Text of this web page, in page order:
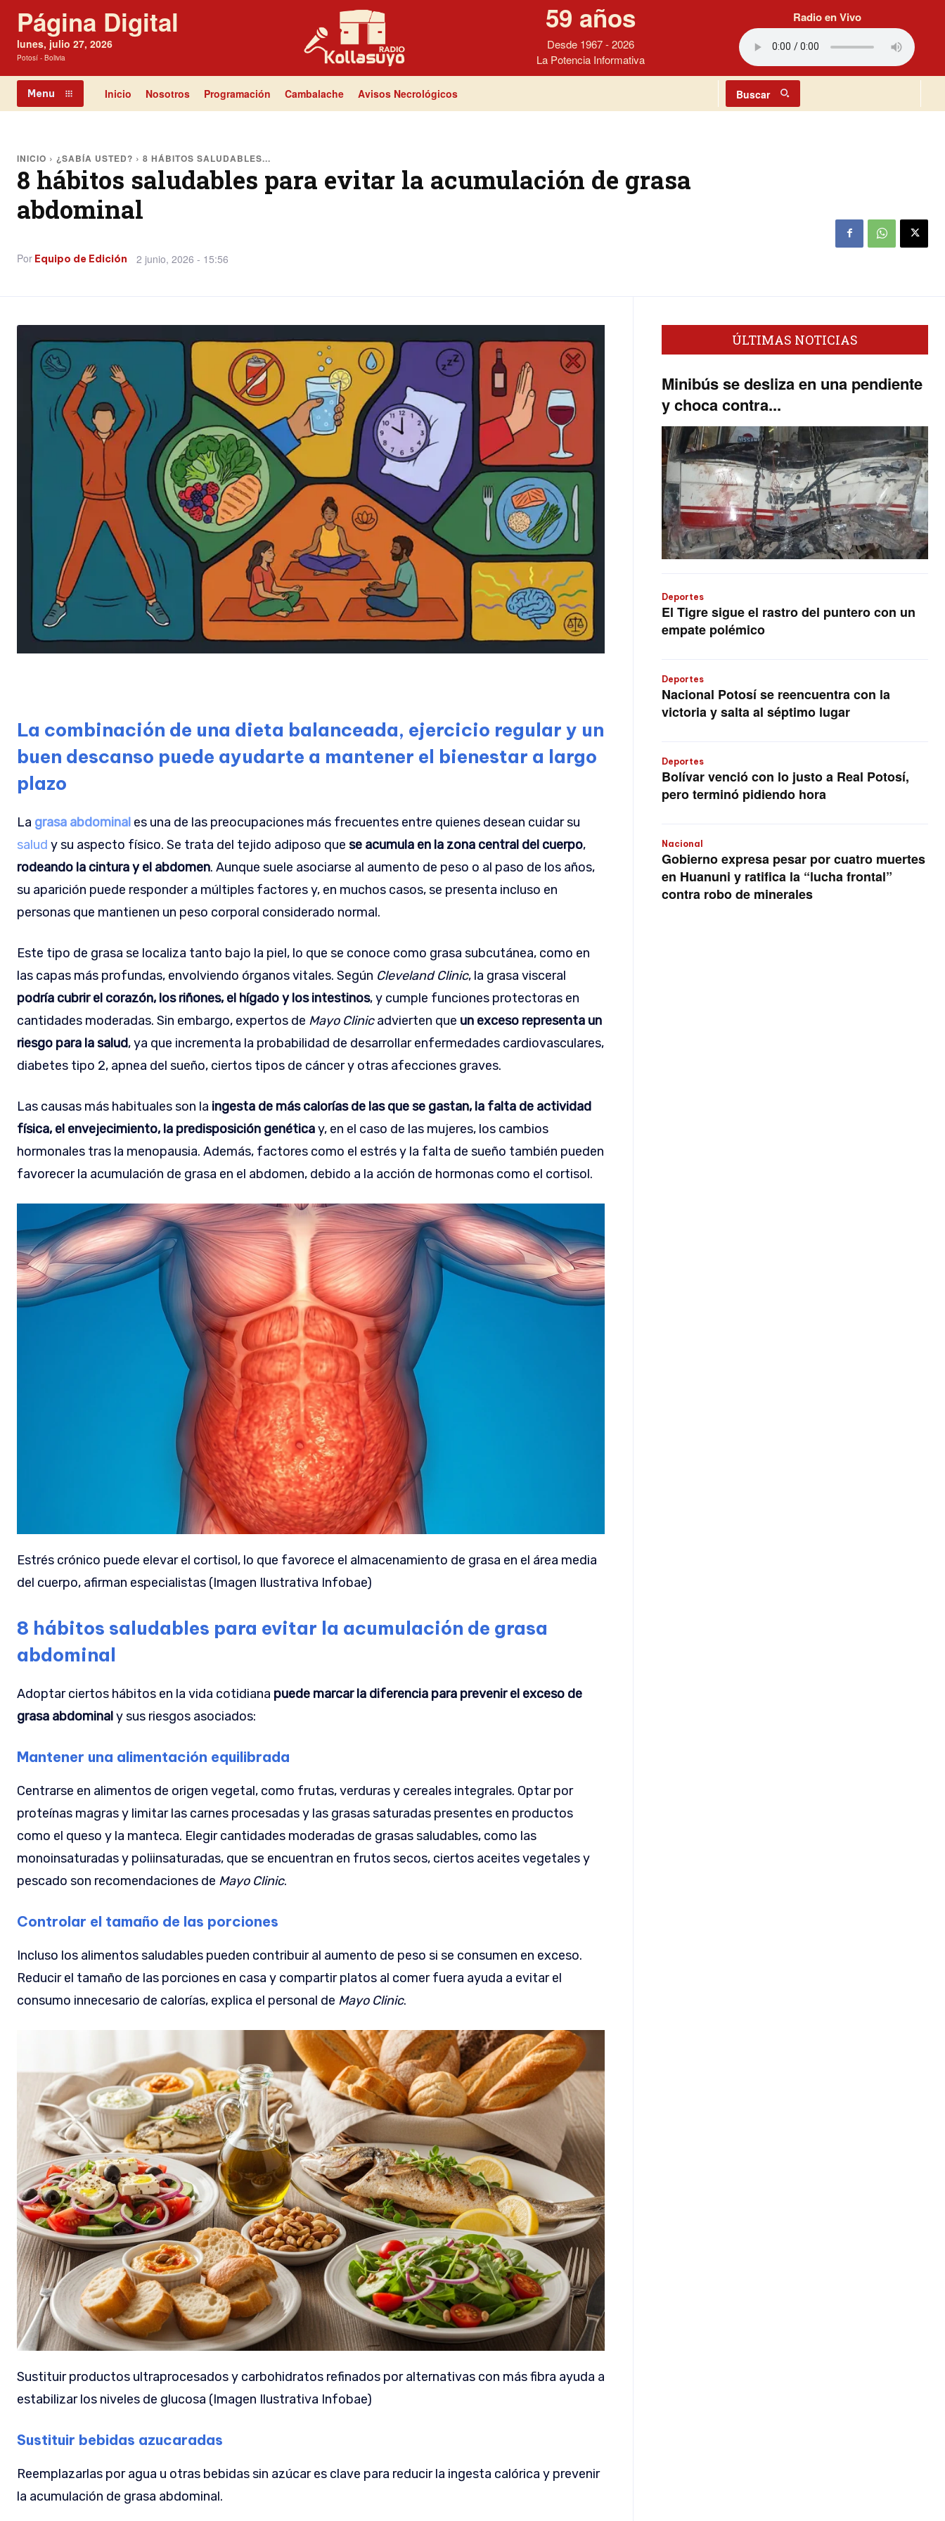
Página Digital
lunes, julio 27, 2026
Potosí - Bolivia
59 años
Desde 1967 - 2026
La Potencia Informativa
Radio en Vivo
Menu Inicio Nosotros Programación Cambalache Avisos Necrológicos Buscar
INICIO ¿SABÍA USTED? 8 HÁBITOS SALUDABLES...
8 hábitos saludables para evitar la acumulación de grasa
abdominal
Por Equipo de Edición 2 junio, 2026 - 15:56
La combinación de una dieta balanceada, ejercicio regular y un
buen descanso puede ayudarte a mantener el bienestar a largo
plazo
La grasa abdominal es una de las preocupaciones más frecuentes entre quienes desean cuidar su
salud y su aspecto físico. Se trata del tejido adiposo que se acumula en la zona central del cuerpo,
rodeando la cintura y el abdomen. Aunque suele asociarse al aumento de peso o al paso de los años,
su aparición puede responder a múltiples factores y, en muchos casos, se presenta incluso en
personas que mantienen un peso corporal considerado normal.
Este tipo de grasa se localiza tanto bajo la piel, lo que se conoce como grasa subcutánea, como en
las capas más profundas, envolviendo órganos vitales. Según Cleveland Clinic, la grasa visceral
podría cubrir el corazón, los riñones, el hígado y los intestinos, y cumple funciones protectoras en
cantidades moderadas. Sin embargo, expertos de Mayo Clinicadvierten que un exceso representa un
riesgo para la salud, ya que incrementa la probabilidad de desarrollar enfermedades cardiovasculares,
diabetes tipo 2, apnea del sueño, ciertos tipos de cáncer y otras afecciones graves.
Las causas más habituales son la ingesta de más calorías de las que se gastan, la falta de actividad
física, el envejecimiento, la predisposición genéticay, en el caso de las mujeres, los cambios
hormonales tras la menopausia. Además, factores como el estrés y la falta de sueño también pueden
favorecer la acumulación de grasa en el abdomen, debido a la acción de hormonas como el cortisol.
Estrés crónico puede elevar el cortisol, lo que favorece el almacenamiento de grasa en el área media
del cuerpo, afirman especialistas (Imagen Ilustrativa Infobae)
8 hábitos saludables para evitar la acumulación de grasa
abdominal
Adoptar ciertos hábitos en la vida cotidiana puede marcar la diferencia para prevenir el exceso de
grasa abdominaly sus riesgos asociados:
Mantener una alimentación equilibrada
Centrarse en alimentos de origen vegetal, como frutas, verduras y cereales integrales. Optar por
proteínas magras y limitar las carnes procesadas y las grasas saturadas presentes en productos
como el queso y la manteca. Elegir cantidades moderadas de grasas saludables, como las
monoinsaturadas y poliinsaturadas, que se encuentran en frutos secos, ciertos aceites vegetales y
pescado son recomendaciones de Mayo Clinic.
Controlar el tamaño de las porciones
Incluso los alimentos saludables pueden contribuir al aumento de peso si se consumen en exceso.
Reducir el tamaño de las porciones en casa y compartir platos al comer fuera ayuda a evitar el
consumo innecesario de calorías, explica el personal de Mayo Clinic.
Sustituir productos ultraprocesados y carbohidratos refinados por alternativas con más fibra ayuda a
estabilizar los niveles de glucosa (Imagen Ilustrativa Infobae)
Sustituir bebidas azucaradas
Reemplazarlas por agua u otras bebidas sin azúcar es clave para reducir la ingesta calórica y prevenir
la acumulación de grasa abdominal.
ÚLTIMAS NOTICIAS
Minibús se desliza en una pendiente
y choca contra...
Deportes
El Tigre sigue el rastro del puntero con un
empate polémico
Deportes
Nacional Potosí se reencuentra con la
victoria y salta al séptimo lugar
Deportes
Bolívar venció con lo justo a Real Potosí,
pero terminó pidiendo hora
Nacional
Gobierno expresa pesar por cuatro muertes
en Huanuni y ratifica la “lucha frontal”
contra robo de minerales